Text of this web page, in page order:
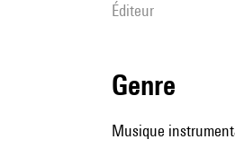
éditeur
genre
Musique